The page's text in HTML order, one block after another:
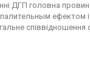
ДГП головна
ефектом і
співвідношення